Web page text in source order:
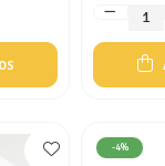
-4%